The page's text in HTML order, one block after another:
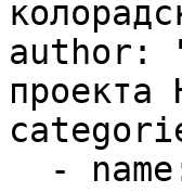
author:
проекта